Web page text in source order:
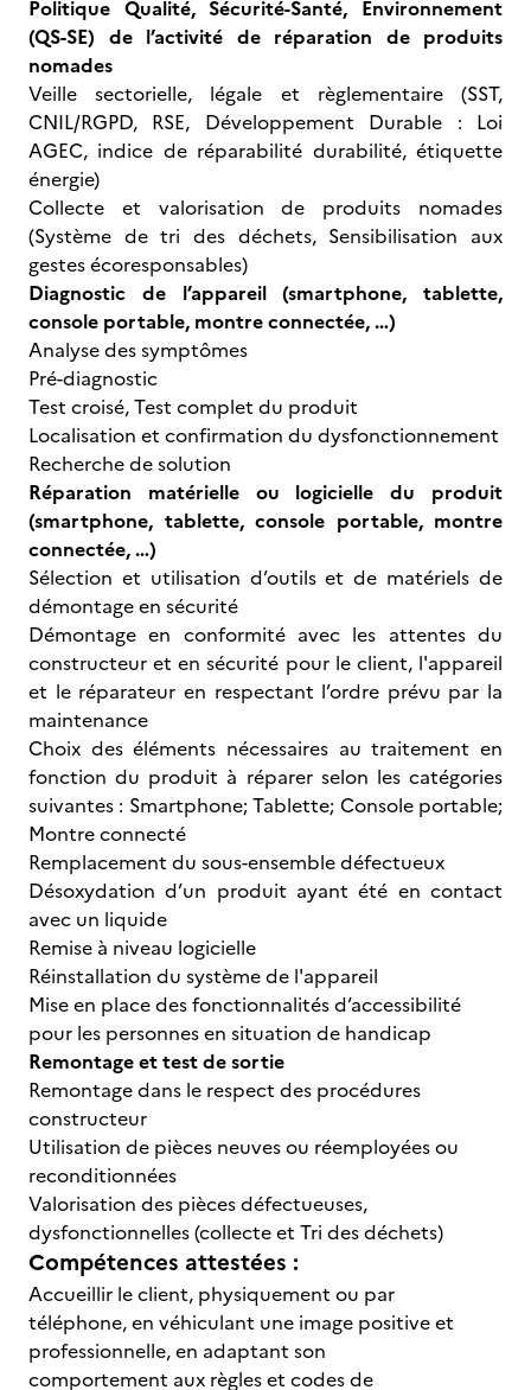
Politique Qualité, Sécurité-Santé, Environnement
(QS-SE) de l’activité de réparation de produits
nomades
Veille sectorielle, légale et règlementaire (SST,
CNIL/RGPD, RSE, Développement Durable : Loi
AGEC, indice de réparabilité durabilité, étiquette
énergie)
Collecte et valorisation de produits nomades
(Système de tri des déchets, Sensibilisation aux
gestes écoresponsables)
Diagnostic de l’appareil (smartphone, tablette,
console portable, montre connectée, …)
Analyse des symptômes
Pré-diagnostic
Test croisé, Test complet du produit
Localisation et confirmation du dysfonctionnement
Recherche de solution
Réparation matérielle ou logicielle du produit
(smartphone, tablette, console portable, montre
connectée, …)
Sélection et utilisation d’outils et de matériels de
démontage en sécurité
Démontage en conformité avec les attentes du
constructeur et en sécurité pour le client, l'appareil
et le réparateur en respectant l’ordre prévu par la
maintenance
Choix des éléments nécessaires au traitement en
fonction du produit à réparer selon les catégories
suivantes : Smartphone; Tablette; Console portable;
Montre connecté
Remplacement du sous-ensemble défectueux
Désoxydation d’un produit ayant été en contact
avec un liquide
Remise à niveau logicielle
Réinstallation du système de l'appareil
Mise en place des fonctionnalités d’accessibilité
pour les personnes en situation de handicap
Remontage et test de sortie
Remontage dans le respect des procédures
constructeur
Utilisation de pièces neuves ou réemployées ou
reconditionnées
Valorisation des pièces défectueuses,
dysfonctionnelles (collecte et Tri des déchets)
Compétences attestées :
Accueillir le client, physiquement ou par
téléphone, en véhiculant une image positive et
professionnelle, en adaptant son
comportement aux règles et codes de